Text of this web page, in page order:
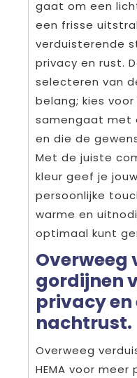
gaat om een
een frisse
verduisterende
privacy en rust.
selecteren van
belang; kies
samengaat met
en die de
Met de juiste
kleur geef je
persoonlijke
warme en
optimaal kunt
Overweeg
gordijnen
privacy en
nachtrust.
Overweeg
HEMA voor